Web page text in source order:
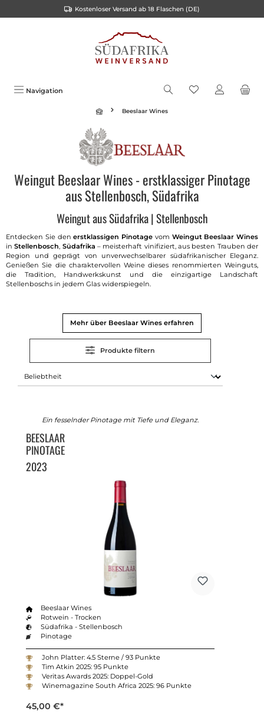
Kostenloser Versand ab 18 Flaschen (DE)
Navigation
Beeslaar Wines
Weingut Beeslaar Wines - erstklassiger Pinotage
aus Stellenbosch, Südafrika
Weingut aus Südafrika | Stellenbosch
Entdecken Sie denerstklassigen Pinotage vom Weingut Beeslaar Wines
inStellenbosch, Südafrika – meisterhaft vinifiziert, aus besten Trauben der
Region und geprägt von unverwechselbarer südafrikanischer Eleganz.
Genießen Sie die charaktervollen Weine dieses renommierten Weinguts,
die Tradition, Handwerkskunst und die einzigartige Landschaft
Stellenboschs in jedem Glas widerspiegeln.
Mehr über Beeslaar Wines erfahren
Produkte filtern
Ein fesselnder Pinotage mit Tiefe und Eleganz.
BEESLAAR
PINOTAGE
2023
Beeslaar Wines
Rotwein - Trocken
Südafrika - Stellenbosch
Pinotage
John Platter: 4.5 Sterne / 93 Punkte
Tim Atkin 2025: 95 Punkte
Veritas Awards 2025: Doppel-Gold
Winemagazine South Africa 2025: 96 Punkte
45,00 €*